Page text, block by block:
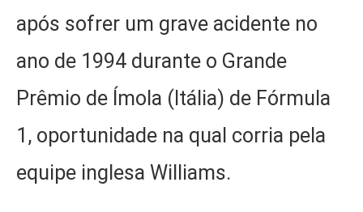
após sofrer um grave acidente no
ano de 1994 durante o Grande
Prêmio de Ímola (Itália) de Fórmula
1, oportunidade na qual corria pela
equipe inglesa Williams.